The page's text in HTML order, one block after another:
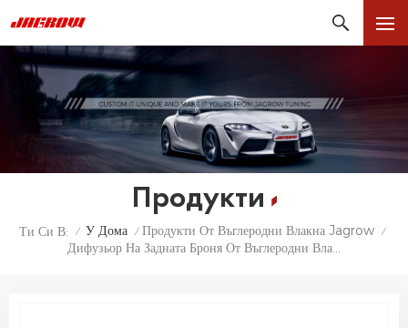
Продукти
Ти Си В: / У Дома / Продукти От Въглеродни Влакна Jagrow /